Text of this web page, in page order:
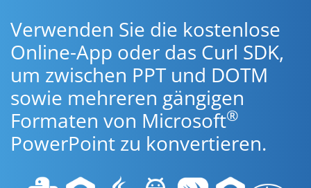
Verwenden Sie die kostenlose
Online-App oder das Curl SDK,
um zwischen PPT und DOTM
sowie mehreren gängigen
Formaten von Microsoft®
PowerPoint zu konvertieren.